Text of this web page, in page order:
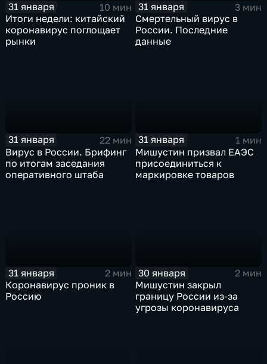
31 января
10 мин
Итоги недели: китайский
коронавирус поглощает
рынки
31 января
3 мин
Смертельный вирус в
России. Последние
данные
31 января
22 мин
Вирус в России. Брифинг
по итогам заседания
оперативного штаба
31 января
1 мин
Мишустин призвал ЕАЭС
присоединиться к
маркировке товаров
31 января
2 мин
Коронавирус проник в
Россию
30 января
2 мин
Мишустин закрыл
границу России из-за
угрозы коронавируса